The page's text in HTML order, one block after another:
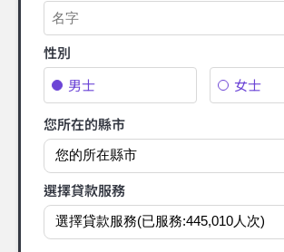
性別
男士
女士
您所在的縣市
選擇貸款服務